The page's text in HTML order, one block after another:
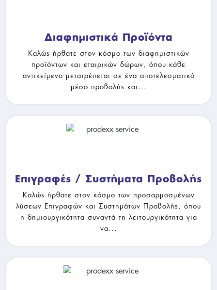
Διαφημιστικά Προϊόντα
Καλώς ήρθατε στον κόσμο των διαφημιστικών
προϊόντων και εταιρικών δώρων, όπου κάθε
αντικείμενο μετατρέπεται σε ένα αποτελεσματικό
μέσο προβολής και...
Επιγραφές / Συστήματα Προβολής
Καλώς ήρθατε στον κόσμο των προσαρμοσμένων
λύσεων Επιγραφών και Συστημάτων Προβολής, όπου
η δημιουργικότητα συναντά τη λειτουργικότητα για
να...
Επιγραφές / Συστήματα